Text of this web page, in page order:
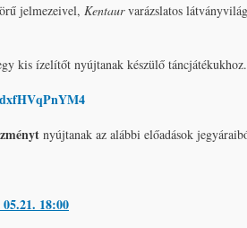
jelmezeivel, Kentaurvarázslatos
kis ízelítőt nyújtanak készülő táncjátékukhoz.
nyújtanak az alábbi előadások
18:00